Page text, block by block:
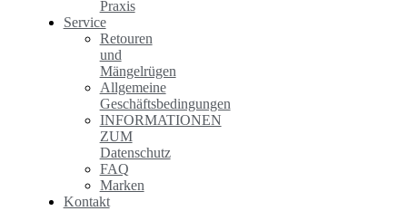
Praxis
Service
Retouren
und
Mängelrügen
Allgemeine
Geschäftsbedingungen
INFORMATIONEN
ZUM
Datenschutz
FAQ
Marken
Kontakt